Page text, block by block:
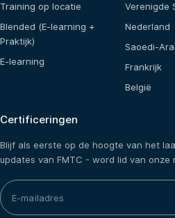
Training op locatie
Blended (E-learning +
Praktijk)
E-learning
Verenigde
Nederland
Saoedi-
Frankrijk
België
Certificeringen
Blijf als eerste op de hoogte van het
updates van FMTC - word lid van onze